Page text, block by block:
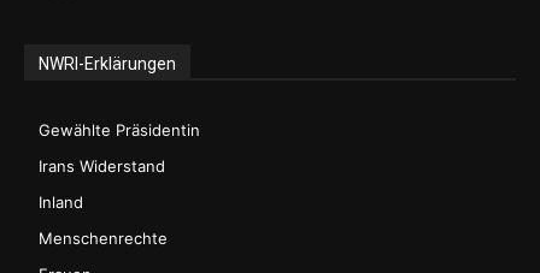
NWRI-Erklärungen
Gewählte Präsidentin
Irans Widerstand
Inland
Menschenrechte